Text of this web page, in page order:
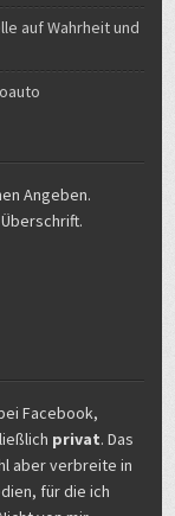
auf Wahrheit und
Angeben.
Facebook,
privat. Das
aber verbreite in
für die ich